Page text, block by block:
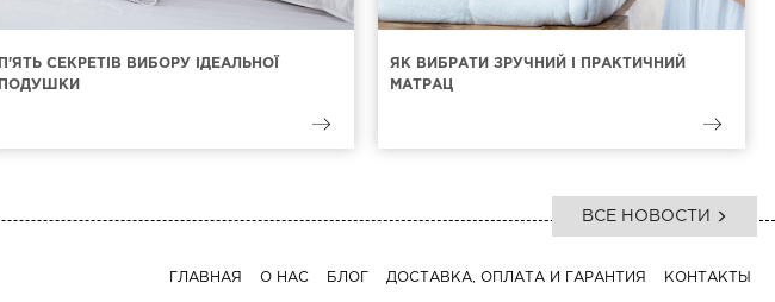
П'ЯТЬ СЕКРЕТІВ ВИБОРУ ІДЕАЛЬНОЇ
ПОДУШКИ
ЯК ВИБРАТИ ЗРУЧНИЙ І ПРАКТИЧНИЙ
МАТРАЦ
ВСЕ НОВОСТИ
ГЛАВНАЯ О НАС БЛОГ ДОСТАВКА, ОПЛАТА И ГАРАНТИЯ КОНТАКТЫ